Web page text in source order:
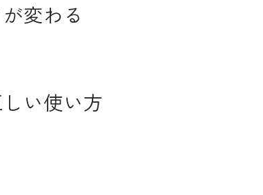
変わる
い使い方